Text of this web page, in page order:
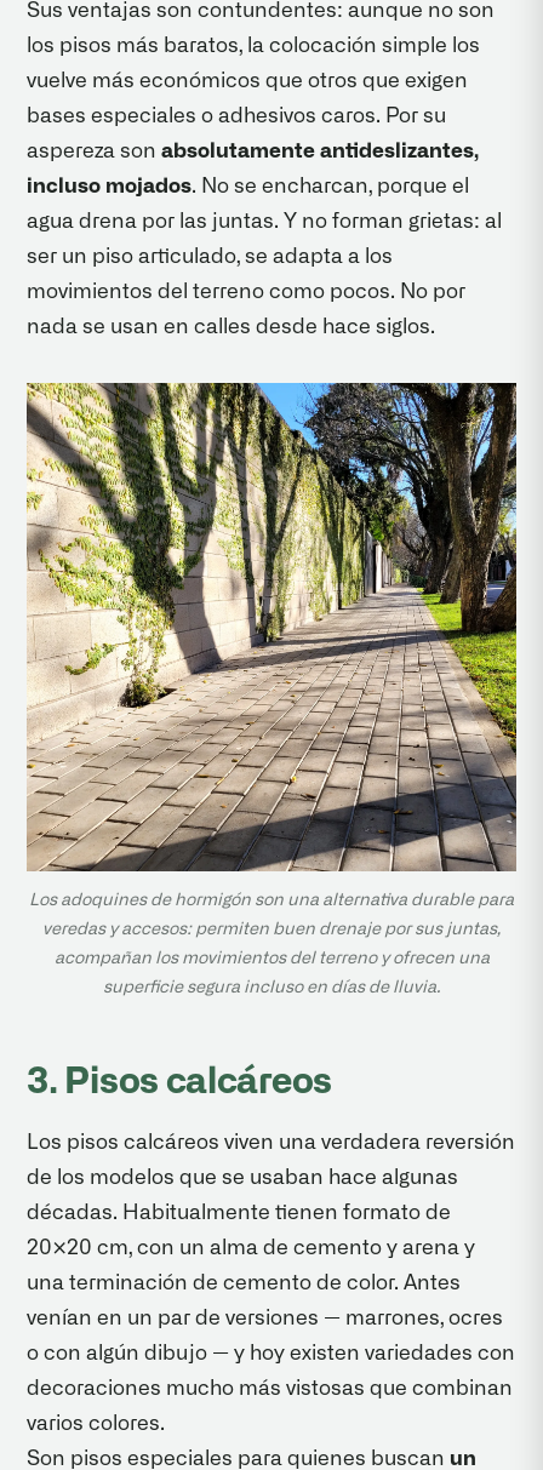
Sus ventajas son contundentes: aunque no son
los pisos más baratos, la colocación simple los
vuelve más económicos que otros que exigen
bases especiales o adhesivos caros. Por su
aspereza sonabsolutamente antideslizantes,
incluso mojados. No se encharcan, porque el
agua drena por las juntas. Y no forman grietas: al
ser un piso articulado, se adapta a los
movimientos del terreno como pocos. No por
nada se usan en calles desde hace siglos.
Los adoquines de hormigón son una alternativa durable para
veredas y accesos: permiten buen drenaje por sus juntas,
acompañan los movimientos del terreno y ofrecen una
superficie segura incluso en días de lluvia.
3. Pisos calcáreos
Los pisos calcáreos viven una verdadera reversión
de los modelos que se usaban hace algunas
décadas. Habitualmente tienen formato de
20×20 cm, con un alma de cemento y arena y
una terminación de cemento de color. Antes
venían en un par de versiones — marrones, ocres
o con algún dibujo — y hoy existen variedades con
decoraciones mucho más vistosas que combinan
varios colores.
Son pisos especiales para quienes buscan un